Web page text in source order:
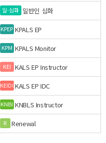
일-심화 일반인 심화
KPEP KPALS EP
KPM KPALS Monitor
KEI KALS EP Instructor
KEIDCKALS EP IDC
KNBI KNBLS Instructor
R Renewal